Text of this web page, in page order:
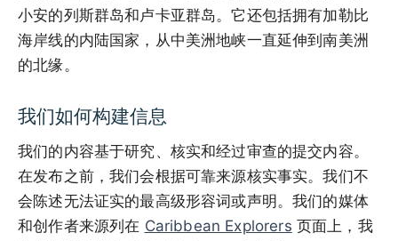
小安的列斯群岛和卢卡亚群岛。它还包括拥有加勒比
海岸线的内陆国家，从中美洲地峡一直延伸到南美洲
的北缘。
我们如何构建信息
我们的内容基于研究、核实和经过审查的提交内容。
在发布之前，我们会根据可靠来源核实事实。我们不
会陈述无法证实的最高级形容词或声明。我们的媒体
和创作者来源列在 Caribbean Explorers 页面上，我